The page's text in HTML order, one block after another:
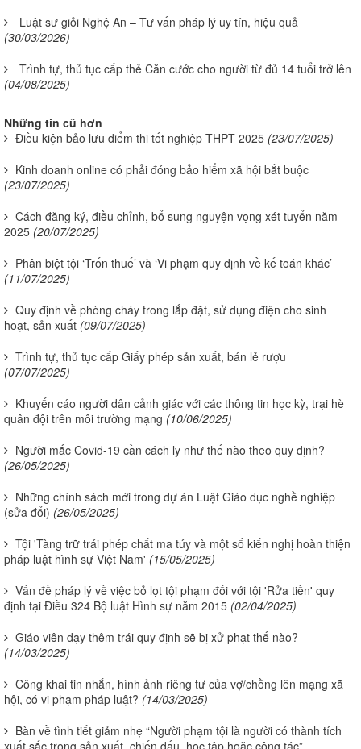
Luật sư giỏi Nghệ An – Tư vấn pháp lý uy tín, hiệu quả
(30/03/2026)
Trình tự, thủ tục cấp thẻ Căn cước cho người từ đủ 14 tuổi trở lên
(04/08/2025)
Những tin cũ hơn
Điều kiện bảo lưu điểm thi tốt nghiệp THPT 2025 (23/07/2025)
Kinh doanh online có phải đóng bảo hiểm xã hội bắt buộc
(23/07/2025)
Cách đăng ký, điều chỉnh, bổ sung nguyện vọng xét tuyển năm
2025 (20/07/2025)
Phân biệt tội ‘Trốn thuế’ và ‘Vi phạm quy định về kế toán khác’
(11/07/2025)
Quy định về phòng cháy trong lắp đặt, sử dụng điện cho sinh
hoạt, sản xuất (09/07/2025)
Trình tự, thủ tục cấp Giấy phép sản xuất, bán lẻ rượu
(07/07/2025)
Khuyến cáo người dân cảnh giác với các thông tin học kỳ, trại hè
quân đội trên môi trường mạng (10/06/2025)
Người mắc Covid-19 cần cách ly như thế nào theo quy định?
(26/05/2025)
Những chính sách mới trong dự án Luật Giáo dục nghề nghiệp
(sửa đổi) (26/05/2025)
Tội 'Tàng trữ trái phép chất ma túy và một số kiến nghị hoàn thiện
pháp luật hình sự Việt Nam' (15/05/2025)
Vấn đề pháp lý về việc bỏ lọt tội phạm đối với tội 'Rửa tiền' quy
định tại Điều 324 Bộ luật Hình sự năm 2015 (02/04/2025)
Giáo viên dạy thêm trái quy định sẽ bị xử phạt thế nào?
(14/03/2025)
Công khai tin nhắn, hình ảnh riêng tư của vợ/chồng lên mạng xã
hội, có vi phạm pháp luật? (14/03/2025)
Bàn về tình tiết giảm nhẹ “Người phạm tội là người có thành tích